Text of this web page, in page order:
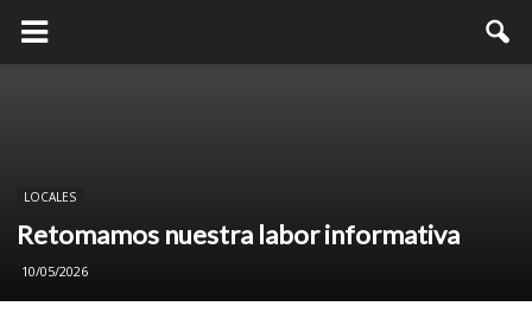
LOCALES
Retomamos nuestra labor informativa
10/05/2026